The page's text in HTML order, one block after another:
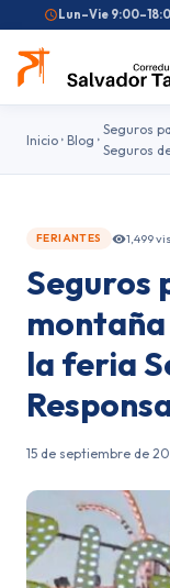
Lun–Vie
Seguro de salud
Inicio Blog
Seguros
Seguros
FERIANTES 1,499
Seguros
la feria
15 de septiembre de